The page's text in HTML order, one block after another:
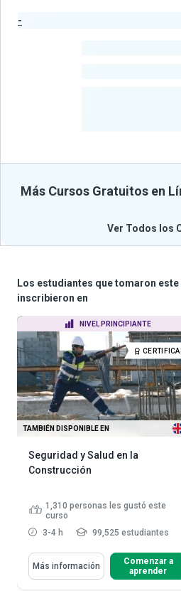
-
Más Cursos Gratuitos en
Ver Todos los
Los estudiantes que tomaron
inscribieron en
NIVEL PRINCIPIANTE
TAMBIÉN DISPONIBLE EN
Seguridad y Salud en la
Construcción
1,310 personas les gustó este
curso
3-4 h
99,525 estudiantes
Más información
Comenzar a
aprender